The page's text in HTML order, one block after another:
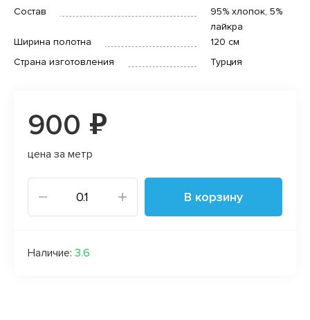
Состав
95% хлопок, 5%
лайкра
Ширина полотна
120 см
Страна изготовления
Турция
900 ₽
цена за метр
В корзину
Наличие: 3.6